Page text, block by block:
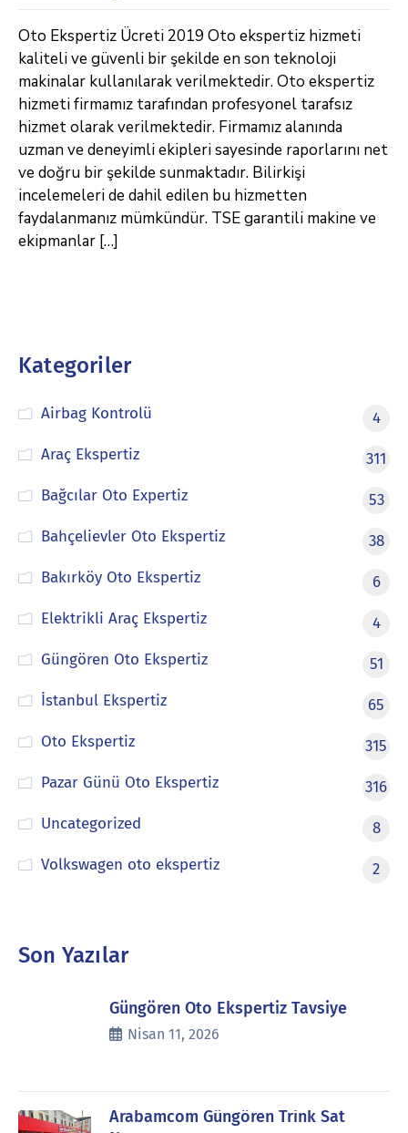
Oto Ekspertiz Ücreti 2019 Oto ekspertiz hizmeti
kaliteli ve güvenli bir şekilde en son teknoloji
makinalar kullanılarak verilmektedir. Oto ekspertiz
hizmeti firmamız tarafından profesyonel tarafsız
hizmet olarak verilmektedir. Firmamız alanında
uzman ve deneyimli ekipleri sayesinde raporlarını net
ve doğru bir şekilde sunmaktadır. Bilirkişi
incelemeleri de dahil edilen bu hizmetten
faydalanmanız mümkündür. TSE garantili makine ve
ekipmanlar […]
Kategoriler
Airbag Kontrolü
4
Araç Ekspertiz
311
Bağcılar Oto Expertiz
53
Bahçelievler Oto Ekspertiz
38
Bakırköy Oto Ekspertiz
6
Elektrikli Araç Ekspertiz
4
Güngören Oto Ekspertiz
51
İstanbul Ekspertiz
65
Oto Ekspertiz
315
Pazar Günü Oto Ekspertiz
316
Uncategorized
8
Volkswagen oto ekspertiz
2
Son Yazılar
Güngören Oto Ekspertiz Tavsiye
Nisan 11, 2026
Arabamcom Güngören Trink Sat